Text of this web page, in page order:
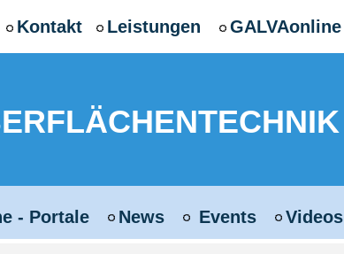
Kontakt Leistungen GALVAonline
- Portale News Events Videos